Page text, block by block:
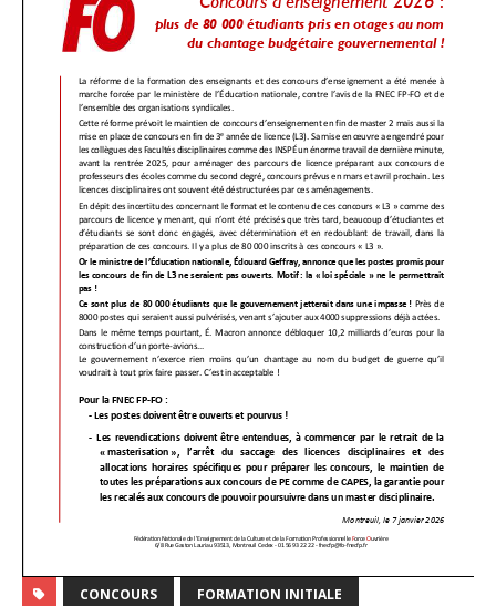
CONCOURS FORMATION INITIALE